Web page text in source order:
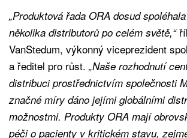
„Produktová řada ORA dosud
několika distributorů po celém světě,“
VanStedum, výkonný viceprezident
a ředitel pro růst. „Naše rozhodnutí
distribuci prostřednictvím společnosti
značné míry dáno jejími globálními
možnostmi. Produkty ORA mají
péči o pacienty v kritickém stavu,